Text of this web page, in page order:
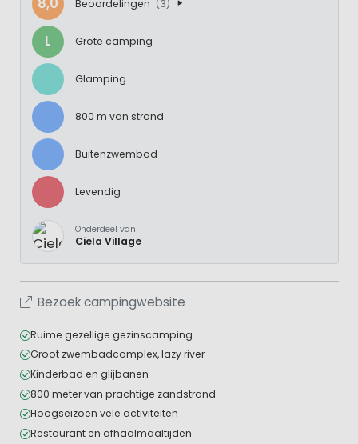
Beoordelingen (3)
L Grote camping
Glamping
800 m van strand
Buitenzwembad
Levendig
Onderdeel van
Ciela Village
Bezoek campingwebsite
Ruime gezellige gezinscamping
Groot zwembadcomplex, lazy river
Kinderbad en glijbanen
800 meter van prachtige zandstrand
Hoogseizoen vele activiteiten
Restaurant en afhaalmaaltijden